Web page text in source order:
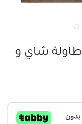
طقم طاولات شاي آشلي 1 طاولة شاي و